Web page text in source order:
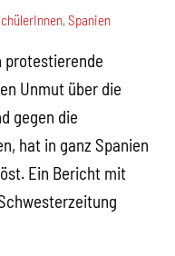
,Spanien
protestierende
Unmut über die
gegen die
hat in ganz Spanien
Ein Bericht mit